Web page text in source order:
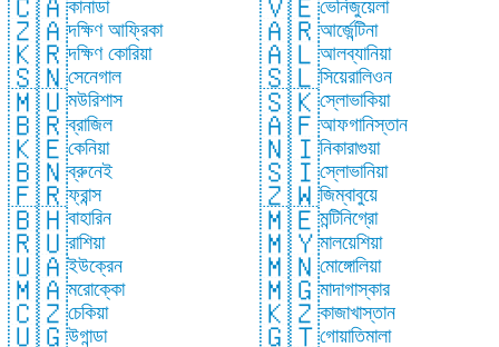
🇿🇦দক্ষিণ আফ্রিকা
🇰🇷দক্ষিণ কোরিয়া
🇸🇳সেনেগাল
🇲🇺মউরিশাস
🇧🇷ব্রাজিল
🇰🇪কেনিয়া
🇧🇳ব্রুনেই
🇫🇷ফ্রান্স
🇧🇭বাহারিন
🇷🇺রাশিয়া
🇺🇦ইউক্রেন
🇲🇦মরোক্কো
🇨🇿চেকিয়া
🇺🇬উগান্ডা
🇦🇷আর্জেন্টিনা
🇦🇱আলব্যানিয়া
🇸🇱সিয়েরালিওন
🇸🇰স্লোভাকিয়া
🇦🇫আফগানিস্তান
🇳🇮নিকারাগুয়া
🇸🇮স্লোভানিয়া
🇿🇼জিম্বাবুয়ে
🇲🇪মন্টিনিগ্রো
🇲🇾মালয়েশিয়া
🇲🇳মোঙ্গোলিয়া
🇲🇬মাদাগাস্কার
🇰🇿কাজাখাস্তান
🇬🇹গোয়াতিমালা